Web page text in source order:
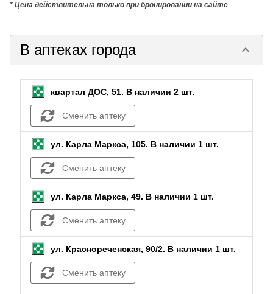
* Цена действительна только при бронировании на сайте
В аптеках города keyboard_arrow_down
квартал ДОС, 51. В наличии 2 шт.
Сменить аптеку
ул. Карла Маркса, 105. В наличии 1 шт.
Сменить аптеку
ул. Карла Маркса, 49. В наличии 1 шт.
Сменить аптеку
ул. Краснореченская, 90/2. В наличии 1 шт.
Сменить аптеку